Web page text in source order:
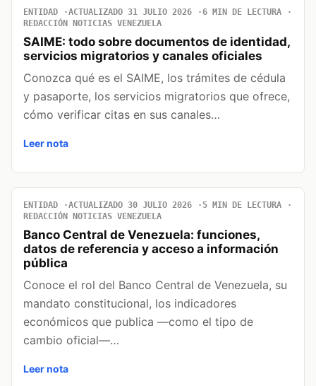
ENTIDAD ACTUALIZADO 31 JULIO 2026
6 MIN DE LECTURA
REDACCIÓN NOTICIAS VENEZUELA
SAIME: todo sobre documentos de identidad,
servicios migratorios y canales oficiales
Conozca qué es el SAIME, los trámites de cédula
y pasaporte, los servicios migratorios que ofrece,
cómo verificar citas en sus canales…
Leer nota
ENTIDAD ACTUALIZADO 30 JULIO 2026
5 MIN DE LECTURA
REDACCIÓN NOTICIAS VENEZUELA
Banco Central de Venezuela: funciones,
datos de referencia y acceso a información
pública
Conoce el rol del Banco Central de Venezuela, su
mandato constitucional, los indicadores
económicos que publica —como el tipo de
cambio oficial—…
Leer nota